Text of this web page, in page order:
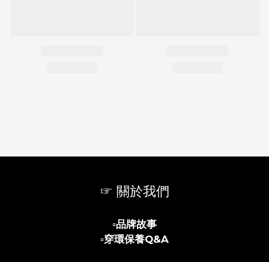
☞ 關於我們
▫️品牌故事
▫️穿環保養Q&A